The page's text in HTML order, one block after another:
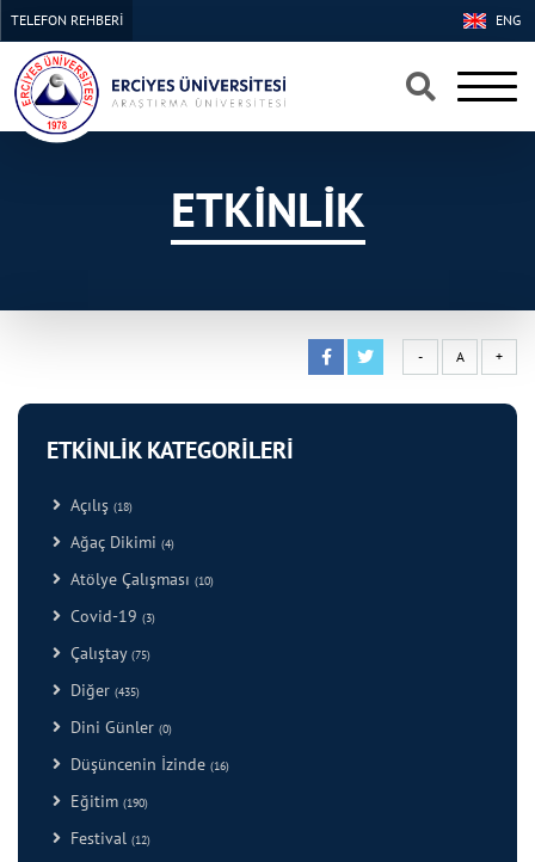
×
×
ENG
TELEFON REHBERİ
ETKİNLİK
- A +
ETKİNLİK KATEGORİLERİ
Açılış (18)
Ağaç Dikimi (4)
Atölye Çalışması (10)
Covid-19 (3)
Çalıştay (75)
Diğer (435)
Dini Günler (0)
Düşüncenin İzinde (16)
Eğitim (190)
Festival (12)